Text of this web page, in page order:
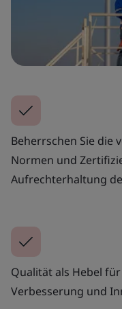
Beherrschen Sie die
Normen und
Aufrechterhaltung
Qualität als Hebel
Verbesserung und